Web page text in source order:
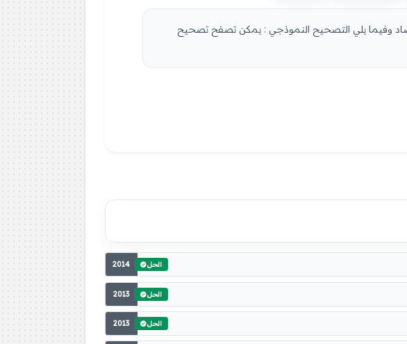
تسيير و اقتصاد وفيما يلي التصحيح النموذجي : يمكن تصفح تصحيح
2014 الحل
2013 الحل
2013 الحل